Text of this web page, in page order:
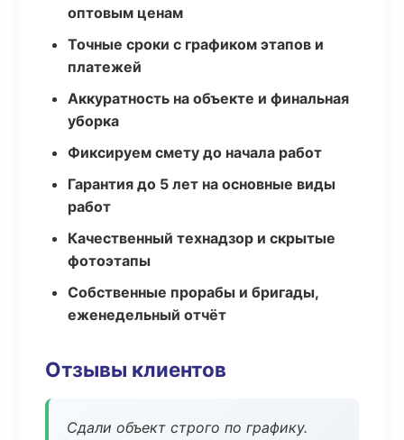
оптовым ценам
Точные сроки с графиком этапов и
платежей
Аккуратность на объекте и финальная
уборка
Фиксируем смету до начала работ
Гарантия до 5 лет на основные виды
работ
Качественный технадзор и скрытые
фотоэтапы
Собственные прорабы и бригады,
еженедельный отчёт
Отзывы клиентов
Сдали объект строго по графику.